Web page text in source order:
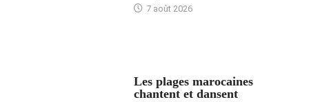
7 août 2026
Les plages marocaines
chantent et dansent